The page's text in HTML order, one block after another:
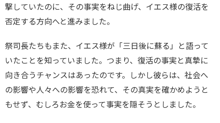
撃していたのに、その事実をねじ曲げ、イエス様の復活を
否定する方向へと進みました。
祭司長たちもまた、イエス様が「三日後に蘇る」と語って
いたことを知っていました。つまり、復活の事実と真摯に
向き合うチャンスはあったのです。しかし彼らは、社会へ
の影響や人々への影響を恐れて、その真実を確かめようと
もせず、むしろお金を使って事実を隠そうとしました。